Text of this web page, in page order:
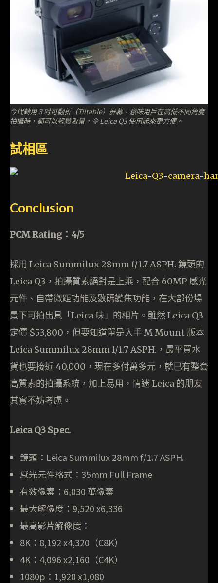
今代轉用 3 吋可翻折（Tiltable）屏幕，意味用戶在高低不同角度
拍攝時，都可以輕鬆取景，令 Leica Q3 使用起來更方便。
試相區
Conclusion
PCM Rating：4/5
採用 Leica Summilux 28mm f/1.7 ASPH. 鏡頭的
Leica Q3，拍攝質素絕對是上乘，配合 60MP 感光
元件、自帶微距功能及數碼變焦功能，在大部份場
景下可拍出具「Leica 味」的相片。雖然 Leica Q3
定價 $53,800，但要知道單是入手 M Mount 版本
Leica Summilux 28mm f/1.7 ASPH.，最平買水
貨也要接近 40,000，現在多付萬多元，就已有整套
高質素的拍攝系統，加上易用，情迷 Leica 的朋友
其實不妨考慮。
Leica Q3 Spec.
鏡頭：Leica Summilux 28mm f/1.7 ASPH.
感光元件格式：35mm Full Frame
有效像素：6,030 萬像素
最大解像度：9,520 x6,336
最高影片解像度：
8K：8,192 x4,320（C8K）
4K：4,096 x2,160（C4K）
1080p：1,920 x1,080